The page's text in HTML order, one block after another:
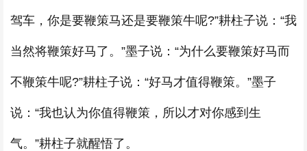
驾车，你是要鞭策马还是要鞭策牛呢?”耕柱子说：“我
当然将鞭策好马了。”墨子说：“为什么要鞭策好马而
不鞭策牛呢?”耕柱子说：“好马才值得鞭策。”墨子
说：“我也认为你值得鞭策，所以才对你感到生
气。”耕柱子就醒悟了。